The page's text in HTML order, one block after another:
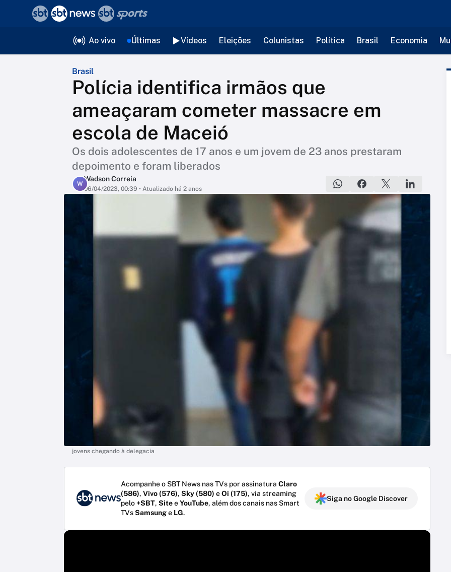
Ao vivo Últimas Vídeos Eleições Colunistas Política Brasil Economia
Brasil
Polícia identifica irmãos que
ameaçaram cometer massacre em
escola de Maceió
Os dois adolescentes de 17 anos e um jovem de 23 anos prestaram
depoimento e foram liberados
W
Wadson Correia
06/04/2023, 00:39 • Atualizado há 2 anos
jovens chegando à delegacia
Acompanhe o SBT News nas TVs por assinatura Claro
(586), Vivo (576), Sky (580) eOi (175), via streaming
pelo+SBT, SiteeYouTube, além dos canais nas Smart
TVsSamsunge LG.
Siga no Google Discover
voltar
Editorias